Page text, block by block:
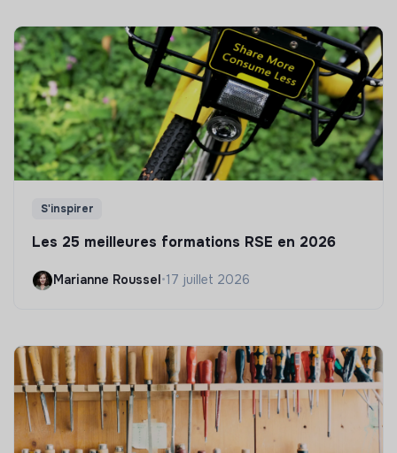
S'inspirer
Les 25 meilleures formations RSE en 2026
Marianne Roussel •17 juillet 2026